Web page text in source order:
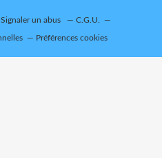
Signaler un abus C.G.U.
Préférences cookies